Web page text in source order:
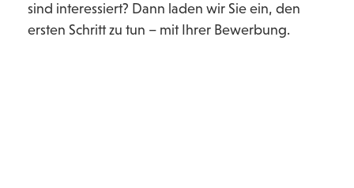
sind interessiert? Dann laden wir Sie ein, den
ersten Schritt zu tun – mit Ihrer Bewerbung.